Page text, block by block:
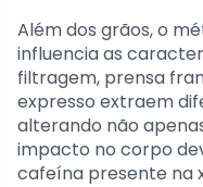
Além dos grãos, o
influencia as
filtragem, prensa
expresso extraem
alterando não
impacto no corpo
cafeína presente na